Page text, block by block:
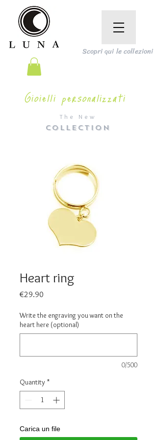
The New
COLLECTION
Scopri qui le collezioni
Gioielli personalizzati
Heart ring
€29.90
Write the engraving you want on the
heart here (optional)
0/500
Quantity *
Carica un file